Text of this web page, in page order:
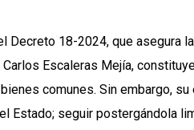
Decreto 18-2024, que asegura
Escaleras Mejía,
comunes. Sin embargo,
Estado; seguir postergándola